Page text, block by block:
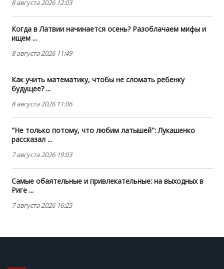
8 августа 2026 12:03
Когда в Латвии начинается осень? Разоблачаем мифы и
ищем ...
8 августа 2026 11:49
Как учить математику, чтобы не сломать ребенку
будущее? ...
8 августа 2026 11:06
"Не только потому, что любим латышей": Лукашенко
рассказал ...
7 августа 2026 19:03
Самые обаятельные и привлекательные: на выходных в
Риге ...
7 августа 2026 16:25